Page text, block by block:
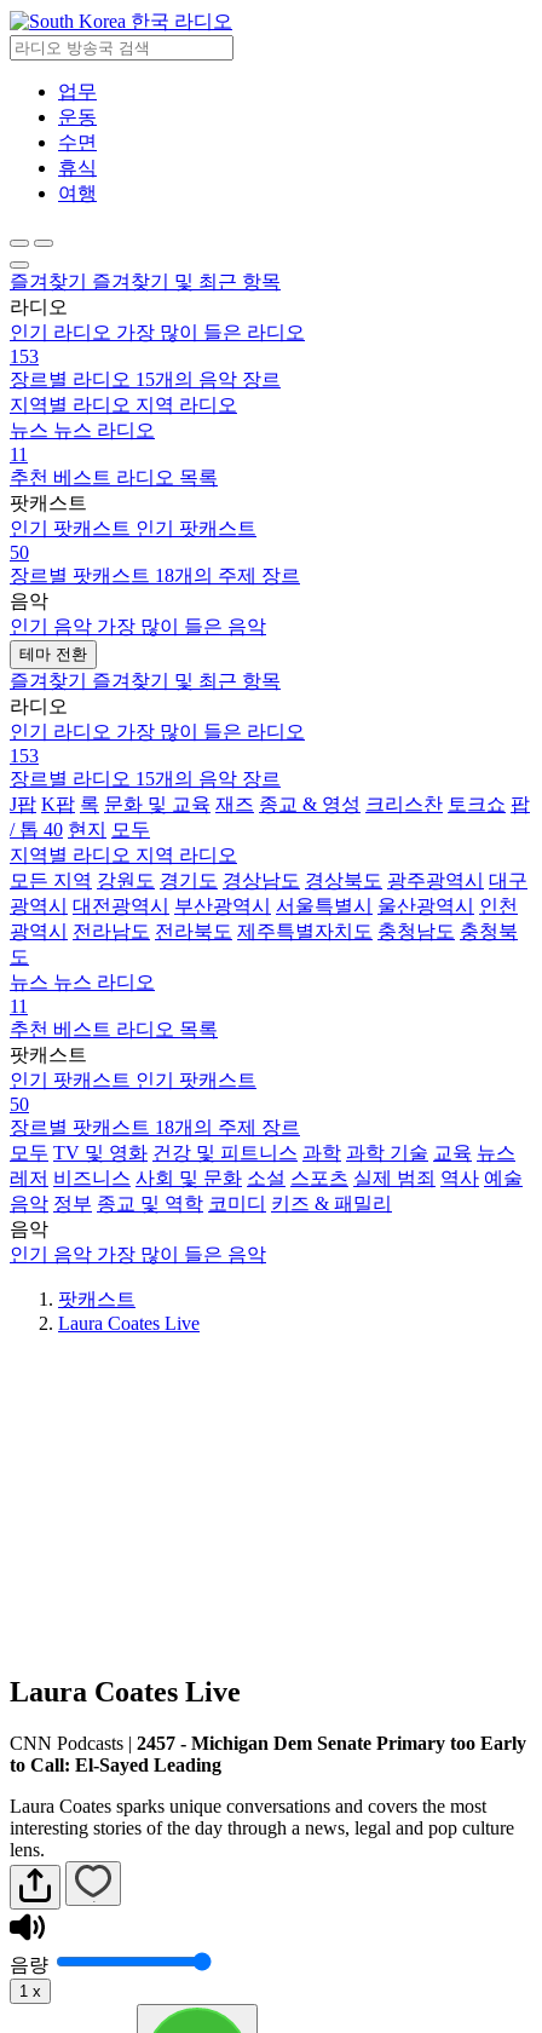
한국 라디오
업무
운동
수면
휴식
여행
즐겨찾기
즐겨찾기 및 최근 항목
라디오
인기 라디오 가장 많이 들은 라디오
153
장르별 라디오 15개의 음악 장르
지역별 라디오 지역 라디오
뉴스 뉴스 라디오
11
추천 베스트 라디오 목록
팟캐스트
인기 팟캐스트 인기 팟캐스트
50
장르별 팟캐스트 18개의 주제 장르
음악
인기 음악 가장 많이 들은 음악
테마 전환
즐겨찾기
즐겨찾기 및 최근 항목
라디오
인기 라디오 가장 많이 들은 라디오
153
장르별 라디오 15개의 음악 장르
J팝 K팝 록 문화 및 교육 재즈 종교 & 영성 크리스찬 토크쇼 팝
/ 톱 40 현지
모두
지역별 라디오 지역 라디오
모든 지역 강원도 경기도 경상남도 경상북도 광주광역시 대구
광역시 대전광역시 부산광역시 서울특별시 울산광역시
인천
광역시
전라남도 전라북도 제주특별자치도 충청남도 충청북
도
뉴스 뉴스 라디오
11
추천 베스트 라디오 목록
팟캐스트
인기 팟캐스트 인기 팟캐스트
50
장르별 팟캐스트 18개의 주제 장르
모두 TV 및 영화 건강 및 피트니스 과학 과학 기술 교육 뉴스
레저 비즈니스 사회 및 문화 소설 스포츠 실제 범죄 역사 예술
음악 정부 종교 및 역학 코미디 키즈 & 패밀리
음악
인기 음악 가장 많이 들은 음악
팟캐스트
Laura Coates Live
Laura Coates Live
CNN Podcasts | 2457 - Michigan Dem Senate Primary too Early
to Call: El-Sayed Leading
Laura Coates sparks unique conversations and covers the most
interesting stories of the day through a news, legal and pop culture
lens.
음량
1 x